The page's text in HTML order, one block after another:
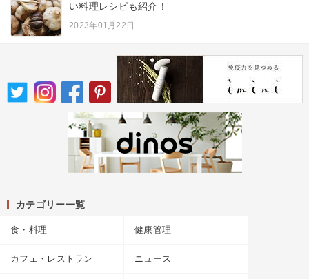
い料理レシピも紹介！
2023年01月22日
カテゴリー一覧
食・料理 健康管理
カフェ・レストラン ニュース